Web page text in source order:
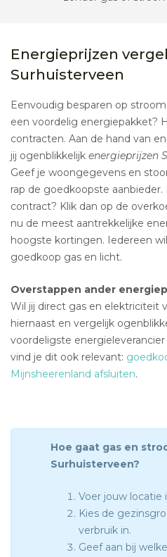
Energieprijzen
Surhuisterveen
Eenvoudig besparen op
een voordelig energiepakket?
contracten. Aan de hand van
jij ogenblikkelijk energieprijzen
Geef je woongegevens en
rap de goedkoopste
contract? Klik dan op de
nu de meest aantrekkelijke
hoogste kortingen. Iedereen
goedkoop gas en licht.
Overstappen ander
Wil jij direct gas en elektriciteit
hiernaast en vergelijk
voordeligste
vind je dit ook relevant:
Mijnsheerenland afsluiten.
Hoe gaat gas en
Surhuisterveen?
Voer jouw locatie
Kies de
verbruik in.
Geef aan bij